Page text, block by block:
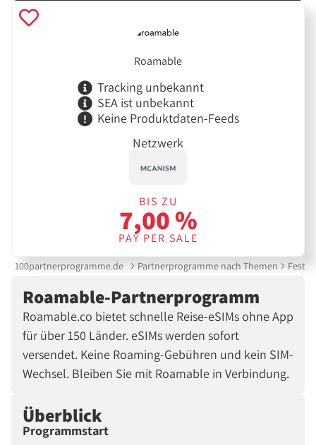
Roamable
Tracking unbekannt
SEA ist unbekannt
Keine Produktdaten-Feeds
Netzwerk
BIS ZU
7,00 %
PAY PER SALE
100partnerprogramme.de Partnerprogramme nach Themen
Roamable-Partnerprogramm
Roamable.co bietet schnelle Reise-eSIMs ohne App
für über 150 Länder. eSIMs werden sofort
versendet. Keine Roaming-Gebühren und kein SIM-
Wechsel. Bleiben Sie mit Roamable in Verbindung.
Überblick
Programmstart